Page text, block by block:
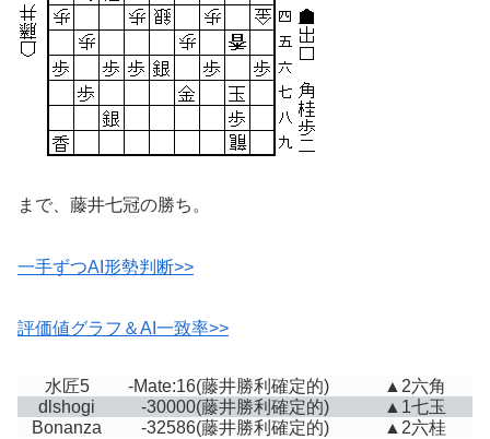
まで、藤井七冠の勝ち。
一手ずつAI形勢判断>>
評価値グラフ＆AI一致率>>
水匠5 -Mate:16(藤井勝利確定的)
▲2六角
dlshogi
-30000(藤井勝利確定的)
▲1七玉
Bonanza
-32586(藤井勝利確定的) ▲2六桂